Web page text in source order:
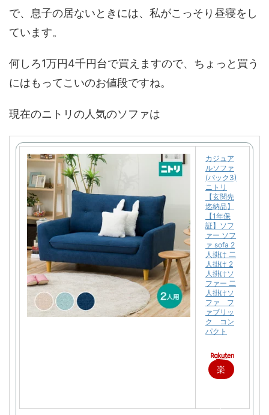
で、息子の居ないときには、私がこっそり昼寝をし
ています。
何しろ1万円4千円台で買えますので、ちょっと買う
にはもってこいのお値段ですね。
現在のニトリの人気のソファは
カジュア
ルソファ
(パック3)
ニトリ
【玄関先
迄納品】
【1年保
証】ソフ
ァー ソフ
ァ sofa 2
人掛け 二
人掛け 2
人掛けソ
ファー 二
人掛けソ
ファ フ
ァブリッ
ク コン
パクト
楽
で